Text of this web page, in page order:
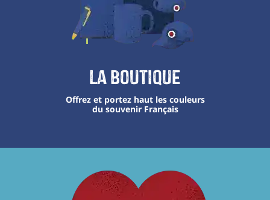
La boutique
Offrez et portez haut les couleurs
du souvenir Français